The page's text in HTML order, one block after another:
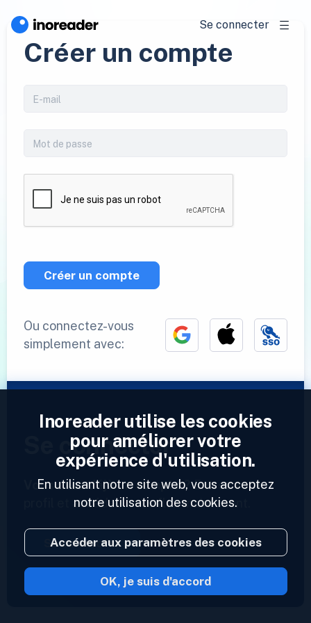
Se connecter
Créer un compte
Créer un compte
Ou connectez-vous
simplement avec:
Se connecter
Vous avez déjà un compte ? Entrez votre
profil et accédez à vos flux maintenant.
Se connecter
2023 © Inoreader
Inoreader utilise les cookies
pour améliorer votre
expérience d'utilisation.
En utilisant notre site web, vous acceptez
notre utilisation des cookies.
Accéder aux paramètres des cookies
OK, je suis d'accord